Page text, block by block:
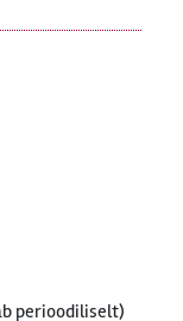
perioodiliselt)